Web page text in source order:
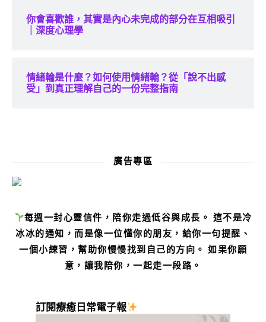
你會喜歡誰，其實是內心未完成的部分在互相吸引
｜深度心理學
情緒輪是什麼？如何使用情緒輪？從「說不出感
受」到真正理解自己的一份完整指南
廣告專區
每週一封心靈信件，陪你走過低谷與成長。 這不是冷
冰冰的通知，而是像一位懂你的朋友，給你一句提醒、
一個小練習，幫助你慢慢找到自己的方向。 如果你願
意，讓我陪你，一起走一段路。
訂閱療癒日常電子報